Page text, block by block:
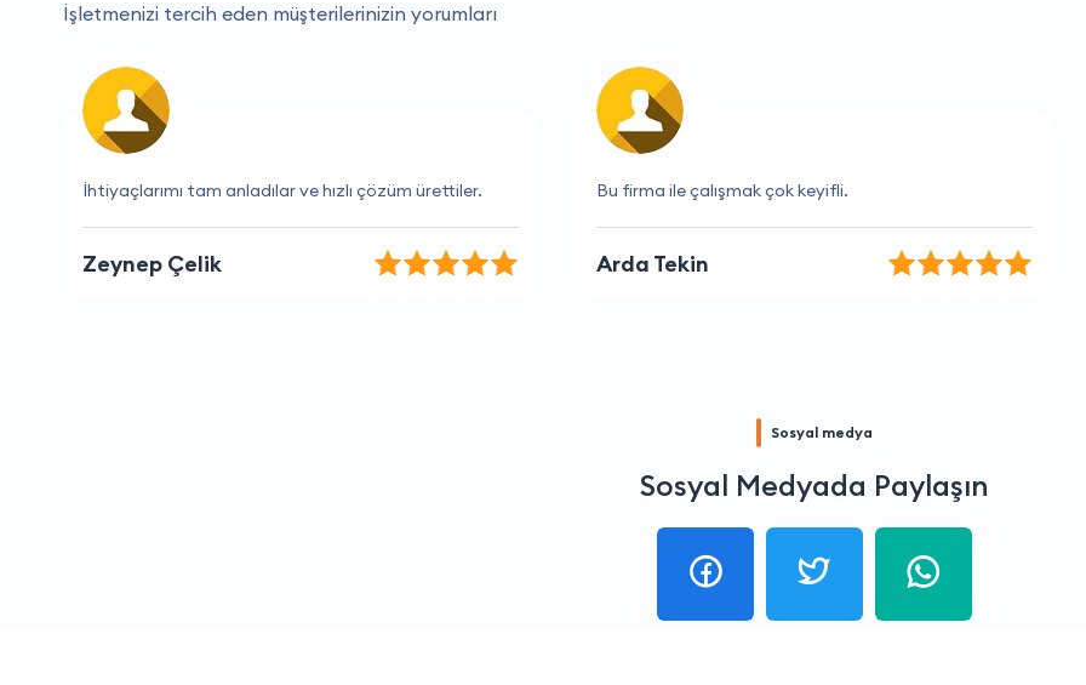
İşletmenizi tercih eden müşterilerinizin yorumları
Bu firma ile çalışmak çok keyifli.
Arda Tekin
Sorularıma hızlı yanıtlar veriyorlar
Yiğit İnan
Sosyal medya
Sosyal Medyada Paylaşın